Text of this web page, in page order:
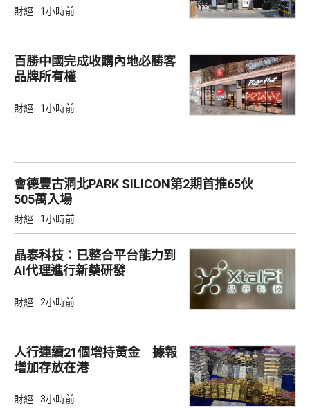
財經 1小時前
百勝中國完成收購內地必勝客
品牌所有權
財經 1小時前
會德豐古洞北PARK SILICON第2期首推65伙
505萬入場
財經 1小時前
晶泰科技：已整合平台能力到
AI代理進行新藥研發
財經 2小時前
人行連續21個增持黃金 據報
增加存放在港
財經 3小時前